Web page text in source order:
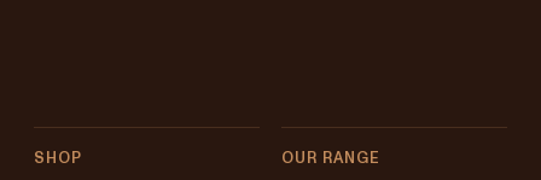
SHOP OUR RANGE